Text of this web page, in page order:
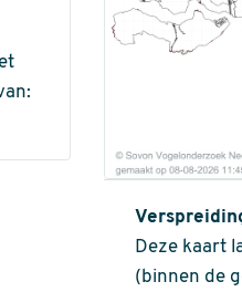
Deze kaart
(binnen de